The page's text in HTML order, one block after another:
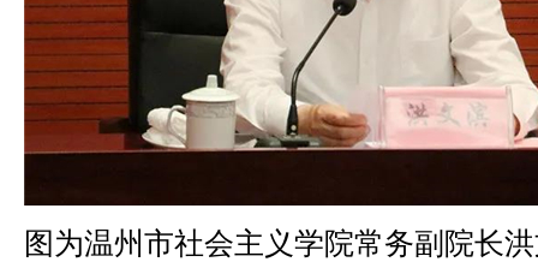
图为温州市社会主义学院常务副院长